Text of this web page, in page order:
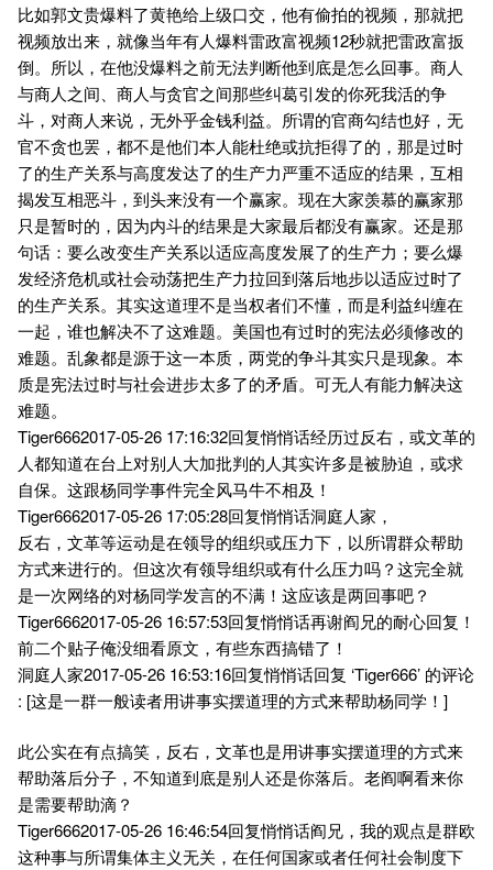
比如郭文贵爆料了黄艳给上级口交，他有偷拍的视频，那就把
视频放出来，就像当年有人爆料雷政富视频12秒就把雷政富扳
倒。所以，在他没爆料之前无法判断他到底是怎么回事。商人
与商人之间、商人与贪官之间那些纠葛引发的你死我活的争
斗，对商人来说，无外乎金钱利益。所谓的官商勾结也好，无
官不贪也罢，都不是他们本人能杜绝或抗拒得了的，那是过时
了的生产关系与高度发达了的生产力严重不适应的结果，互相
揭发互相恶斗，到头来没有一个赢家。现在大家羡慕的赢家那
只是暂时的，因为内斗的结果是大家最后都没有赢家。还是那
句话：要么改变生产关系以适应高度发展了的生产力；要么爆
发经济危机或社会动荡把生产力拉回到落后地步以适应过时了
的生产关系。其实这道理不是当权者们不懂，而是利益纠缠在
一起，谁也解决不了这难题。美国也有过时的宪法必须修改的
难题。乱象都是源于这一本质，两党的争斗其实只是现象。本
质是宪法过时与社会进步太多了的矛盾。可无人有能力解决这
难题。
Tiger6662017-05-26 17:16:32回复悄悄话经历过反右，或文革的
人都知道在台上对别人大加批判的人其实许多是被胁迫，或求
自保。这跟杨同学事件完全风马牛不相及！
Tiger6662017-05-26 17:05:28回复悄悄话洞庭人家，
反右，文革等运动是在领导的组织或压力下，以所谓群众帮助
方式来进行的。但这次有领导组织或有什么压力吗？这完全就
是一次网络的对杨同学发言的不满！这应该是两回事吧？
Tiger6662017-05-26 16:57:53回复悄悄话再谢阎兄的耐心回复！
前二个贴子俺没细看原文，有些东西搞错了！
洞庭人家2017-05-26 16:53:16回复悄悄话回复 ‘Tiger666’ 的评论
: [这是一群一般读者用讲事实摆道理的方式来帮助杨同学！]
此公实在有点搞笑，反右，文革也是用讲事实摆道理的方式来
帮助落后分子，不知道到底是别人还是你落后。老阎啊看来你
是需要帮助滴？
Tiger6662017-05-26 16:46:54回复悄悄话阎兄，我的观点是群欧
这种事与所谓集体主义无关，在任何国家或者任何社会制度下